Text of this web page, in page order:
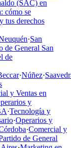
(SAC) en
cómo se
tus derechos
·San
de General San
de
·Núñez·
y Ventas en
y
·Tecnología y
·Operarios y
·Comercial y
de General